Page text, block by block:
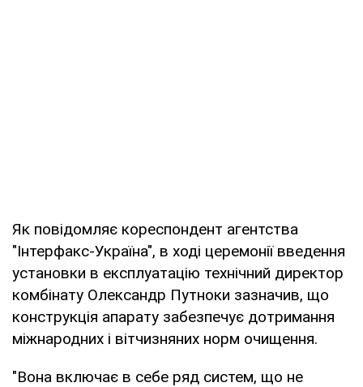
Як повідомляє кореспондент агентства
"Інтерфакс-Україна", в ході церемонії введення
установки в експлуатацію технічний директор
комбінату Олександр Путноки зазначив, що
конструкція апарату забезпечує дотримання
міжнародних і вітчизняних норм очищення.
"Вона включає в себе ряд систем, що не